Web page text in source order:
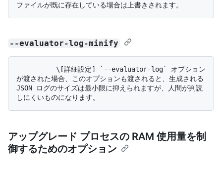
--evaluator-log-minify
が渡された場合、このオプションも渡されると、生成される
JSON ログのサイズは最小限に抑えられますが、人間が判読
アップグレード プロセスの RAM 使用量を制
御するためのオプション